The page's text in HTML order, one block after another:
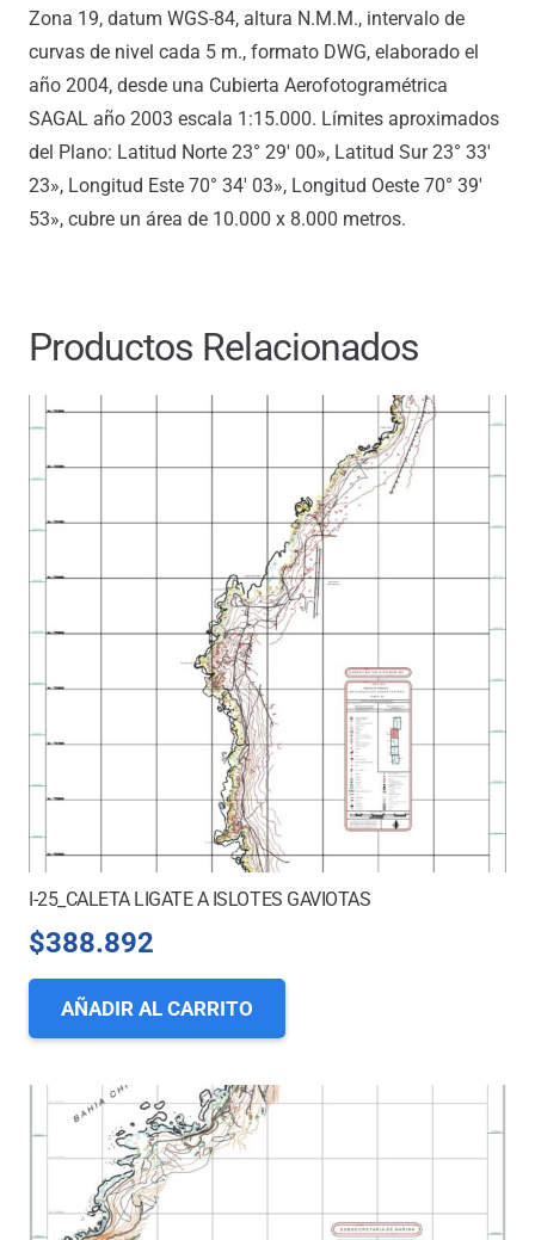
Zona 19, datum WGS-84, altura N.M.M., intervalo de
curvas de nivel cada 5 m., formato DWG, elaborado el
año 2004, desde una Cubierta Aerofotogramétrica
SAGAL año 2003 escala 1:15.000. Límites aproximados
del Plano: Latitud Norte 23° 29′ 00», Latitud Sur 23° 33′
23», Longitud Este 70° 34′ 03», Longitud Oeste 70° 39′
53», cubre un área de 10.000 x 8.000 metros.
Productos Relacionados
I-25_CALETA LIGATE A ISLOTES GAVIOTAS
$388.892
AÑADIR AL CARRITO